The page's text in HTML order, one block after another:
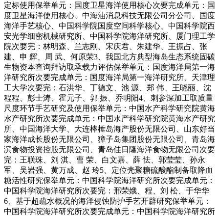
定标使用保举单元：国度卫星海洋使用核心次要完成单元：国
度卫星海洋使用核心、中海油消息科技无限公司分公司、国度
海洋手艺核心、中国科学院国度空间科学核心、中国科学院西
安光学细密机械研究所、中国科学院海洋研究所、厦门理工学
院次要完：林明森、兰志刚、宋庆君、朱建华、王振占、张
建、申 辉、周 武、何原荣3、我国北方典型海岛生态系统固碳
生物资本查询拜访取承载力评估保举单元：国度海洋局第一海
洋研究所次要完成单元：国度海洋局第一海洋研究所、天津理
工大学次要完：石洪华、丁德文、池 源、郑 伟、王晓丽、沈
程程、彭士涛、霍元子、郭 振、乔明阳4、刺参深加工取质量
尺度环节手艺研究及使用保举单元：中国水产科学研究院黄海
水产研究所次要完成单元：中国水产科学研究院黄海水产研究
所、中国海洋大学、大连棒棰岛海产股份无限公司、山东好当
家海洋成长股份无限公司、獐子岛集团股份无限公司、青岛海
滨食物投资控股无限公司、青岛佳日隆海洋食物无限公司次要
完：王联珠、刘 淇、曹 荣、白文嘉、薛 怯、郭莹莹、孙永
军、吴岩强、黄万成、赵 玲5、定位壳聚糖硫酸酯制备取降血
糖活性研究保举单元：中国科学院海洋研究所次要完成单元：
中国科学院海洋研究所次要完：邢荣娥、程、刘 松、于华华
6、基于超疏水概况的海洋侵蚀防护手艺开辟研究保举单元：
中国科学院海洋研究所次要完成单元：中国科学院海洋研究所